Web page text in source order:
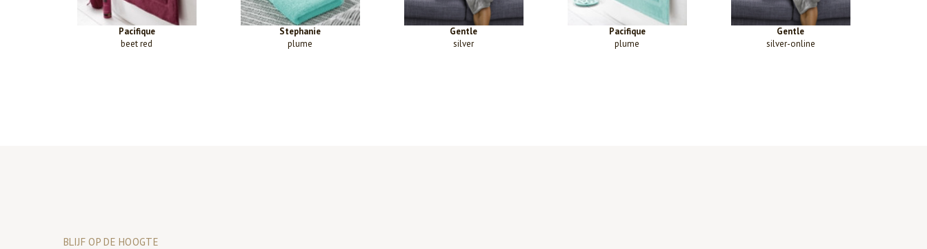
Pacifique
beet red
Stephanie
plume
Gentle
silver
Pacifique
plume
Gentle
silver-online
BLIJF OP DE HOOGTE